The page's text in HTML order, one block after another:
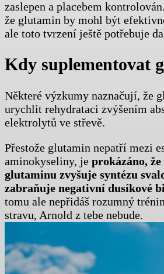
zaslepen a placebem
že glutamin by mohl být
ale toto tvrzení ještě potřebuje
Kdy suplementovat
Některé výzkumy naznačují, že
urychlit rehydrataci zvýšením
elektrolytů ve střevě.
Přestože glutamin nepatří mezi
aminokyseliny, je prokázáno,
glutaminu zvyšuje syntézu
zabraňuje negativní dusíkové
tomu ale nepřidáš rozumný
stravu, Arnold z tebe nebude.